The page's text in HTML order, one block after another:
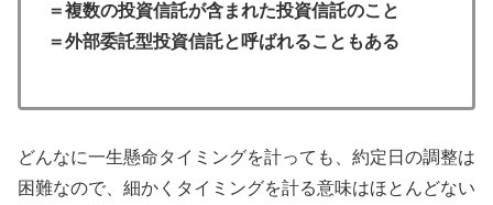
＝複数の投資信託が含まれた投資信託のこと
＝外部委託型投資信託と呼ばれることもある
どんなに一生懸命タイミングを計っても、約定日の調整は
困難なので、細かくタイミングを計る意味はほとんどない